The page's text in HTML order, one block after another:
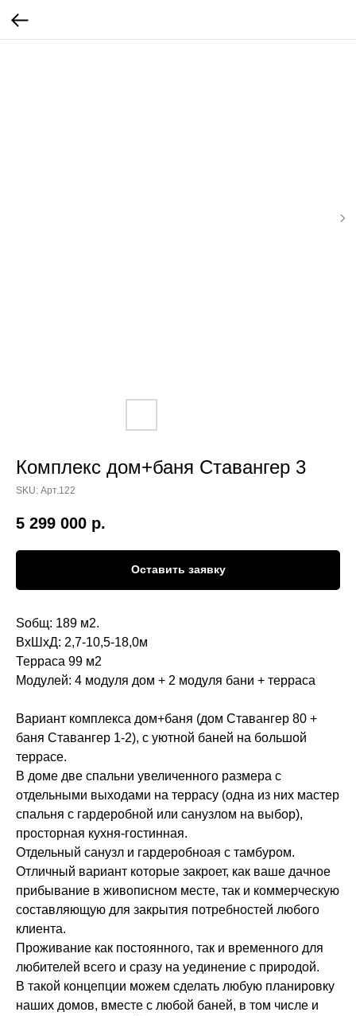
Комплекс дом+баня Ставангер 3
SKU: Арт.122
5 299 000 р.
Оставить заявку
Sобщ: 189 м2.
ВхШхД: 2,7-10,5-18,0м
Терраса 99 м2
Модулей: 4 модуля дом + 2 модуля бани + терраса
Вариант комплекса дом+баня (дом Ставангер 80 +
баня Ставангер 1-2), с уютной баней на большой
террасе.
В доме две спальни увеличенного размера с
отдельными выходами на террасу (одна из них мастер
спальня с гардеробной или санузлом на выбор),
просторная кухня-гостинная.
Отдельный санузл и гардеробноая с тамбуром.
Отличный вариант которые закроет, как ваше дачное
прибывание в живописном месте, так и коммерческую
составляющую для закрытия потребностей любого
клиента.
Проживание как постоянного, так и временного для
любителей всего и сразу на уединение с природой.
В такой концепции можем сделать любую планировку
наших домов, вместе с любой баней, в том числе и